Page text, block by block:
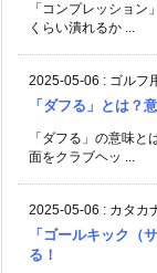
「コンプレッショ
くらい潰れるか ...
2025-05-06 : ゴルフ
「ダフる」とは？
「ダフる」の意味
面をクラブヘッ ...
2025-05-06 : カタカ
「ゴールキック（
る！